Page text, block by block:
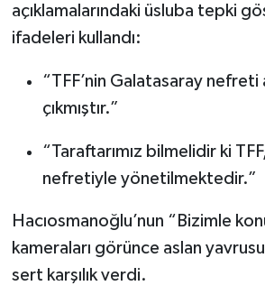
açıklamalarındaki üsluba tepki
ifadeleri kullandı:
“TFF’nin Galatasaray nefreti
çıkmıştır.”
“Taraftarımız bilmelidir ki
nefretiyle yönetilmektedir.”
Hacıosmanoğlu’nun “Bizimle
kameraları görünce aslan
sert karşılık verdi.
At Yarışı
Boks
Güreş
Motor Sporları